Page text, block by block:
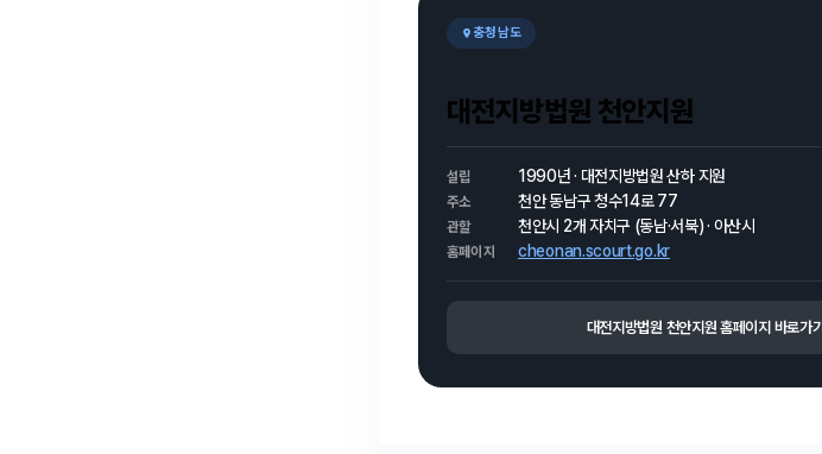
충청남도
대전지방법원 천안지원
설립 1990년 · 대전지방법원 산하 지원
주소 천안 동남구 청수14로 77
관할 천안시 2개 자치구 (동남·서북) · 아산시
홈페이지 cheonan.scourt.go.kr
대전지방법원 천안지원 홈페이지 바로가기